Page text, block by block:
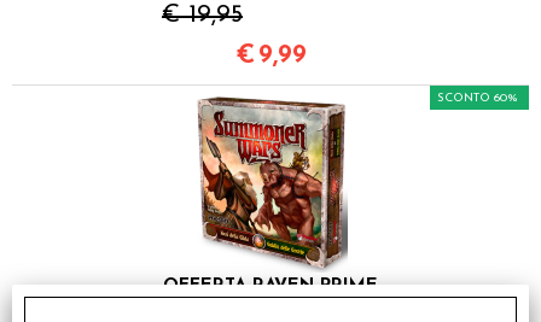
€ 19,95
€ 9,99
OFFERTA RAVEN PRIME
- Summoner Wars - Nani
SCONTO 60%